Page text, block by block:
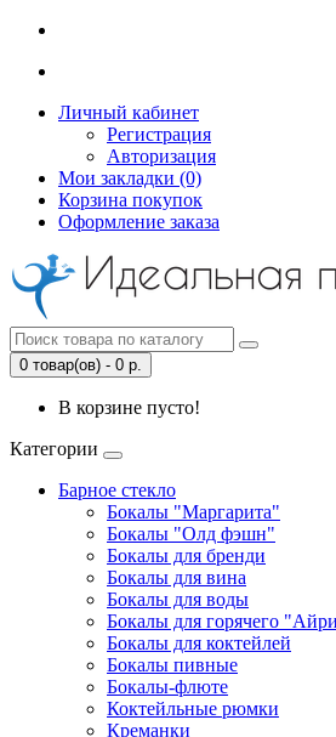
Личный кабинет
Регистрация
Авторизация
Мои закладки (0)
Корзина покупок
Оформление заказа
0 товар(ов) - 0 р.
В корзине пусто!
Категории
Барное стекло
Бокалы "Маргарита"
Бокалы "Олд фэшн"
Бокалы для бренди
Бокалы для вина
Бокалы для воды
Бокалы для горячего
Бокалы для коктейлей
Бокалы пивные
Бокалы-флюте
Коктейльные рюмки
Креманки